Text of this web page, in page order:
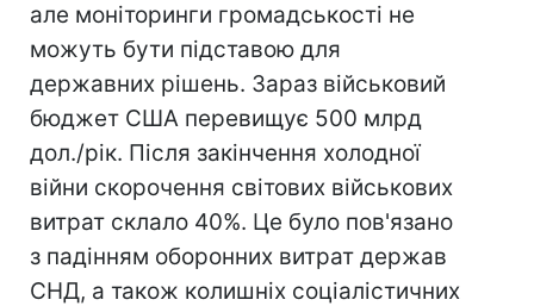
але моніторинги громадськості не
можуть бути підставою для
державних рішень. Зараз військовий
бюджет США перевищує 500 млрд
дол./рік. Після закінчення холодної
війни скорочення світових військових
витрат склало 40%. Це було пов'язано
з падінням оборонних витрат держав
СНД, а також колишніх соціалістичних